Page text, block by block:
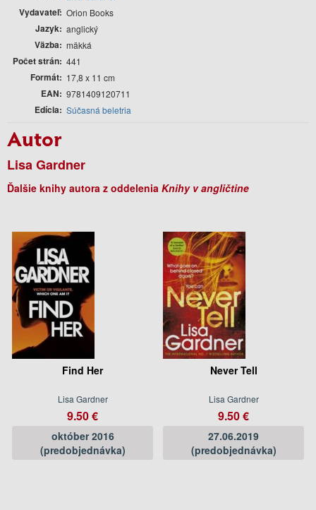
Vydavateľ Orion Books
Jazyk anglický
Väzba mäkká
Počet strán 441
Formát 17,8 x 11 cm
EAN 9781409120711
Edícia Súčasná beletria
Autor
Lisa Gardner
Ďalšie knihy autora z oddelenia Knihy v angličtine
Find Her
Lisa Gardner
9.50 €
október 2016
(predobjednávka)
Never Tell
Lisa Gardner
9.50 €
27.06.2019
(predobjednávka)